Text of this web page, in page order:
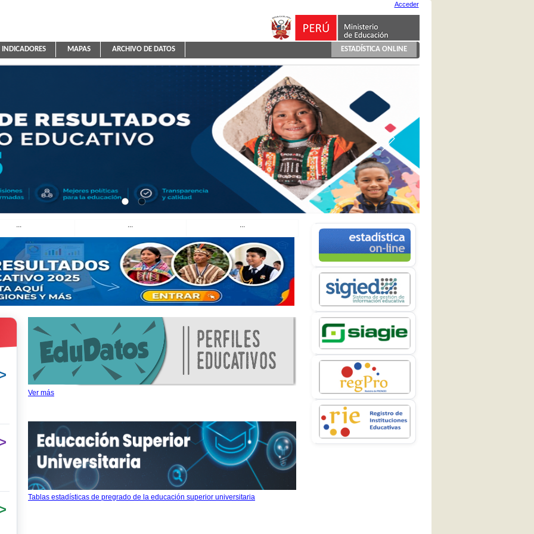
Educativa
Acceder
INDICADORES MAPAS ARCHIVO DE DATOS ESTADÍSTICA ONLINE
>
>
>
Ver más
Tablas estadísticas de pregrado de la educación superior universitaria